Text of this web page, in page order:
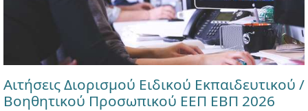
Αιτήσεις Διορισμού Ειδικού Εκπαιδευτικού /
Βοηθητικού Προσωπικού ΕΕΠ ΕΒΠ 2026